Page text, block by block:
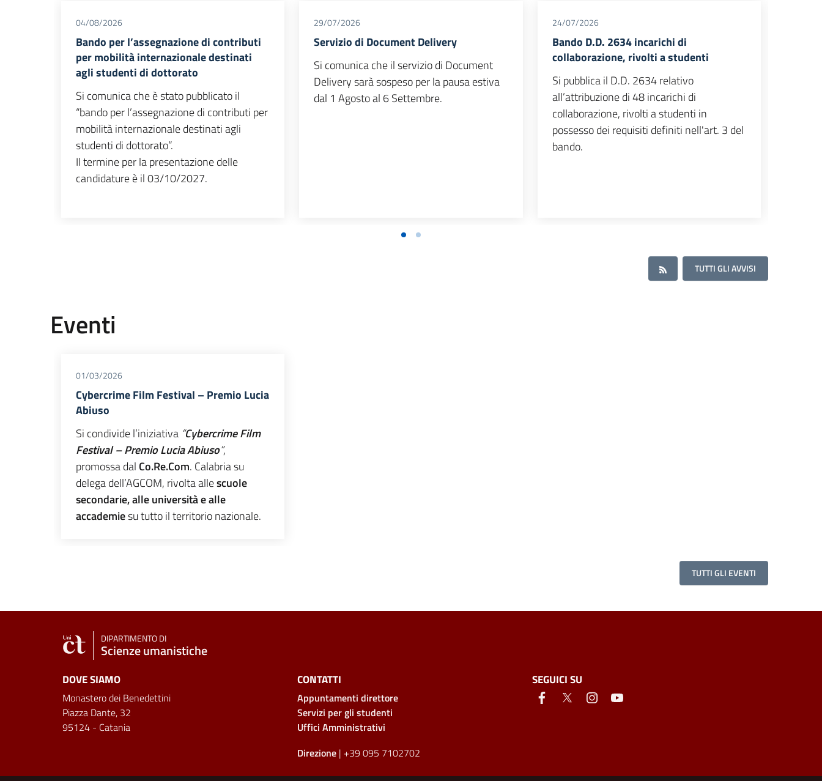
04/08/2026
Bando per l’assegnazione di contributi
per mobilità internazionale destinati
agli studenti di dottorato
Si comunica che è stato pubblicato il
“bando per l’assegnazione di contributi per
mobilità internazionale destinati agli
studenti di dottorato”.
Il termine per la presentazione delle
candidature è il 03/10/2027.
29/07/2026
Servizio di Document Delivery
Si comunica che il servizio di Document
Delivery sarà sospeso per la pausa estiva
dal 1 Agosto al 6 Settembre.
24/07/2026
Bando D.D. 2634 incarichi di
collaborazione, rivolti a studenti
Si pubblica il D.D. 2634 relativo
all’attribuzione di 48 incarichi di
collaborazione, rivolti a studenti in
possesso dei requisiti definiti nell'art. 3 del
bando.
TUTTI GLI AVVISI
Eventi
01/03/2026
Cybercrime Film Festival – Premio Lucia
Abiuso
Si condivide l’iniziativa “Cybercrime Film
Festival – Premio Lucia Abiuso”,
promossa dal Co.Re.Com. Calabria su
delega dell’AGCOM, rivolta allescuole
secondarie, alle università e alle
accademiesu tutto il territorio nazionale.
TUTTI GLI EVENTI
DIPARTIMENTO DI
Scienze umanistiche
DOVE SIAMO
Monastero dei Benedettini
Piazza Dante, 32
95124 - Catania
CONTATTI
Appuntamenti direttore
Servizi per gli studenti
Uffici Amministrativi
Direzione| +39 095 7102702
SEGUICI SU